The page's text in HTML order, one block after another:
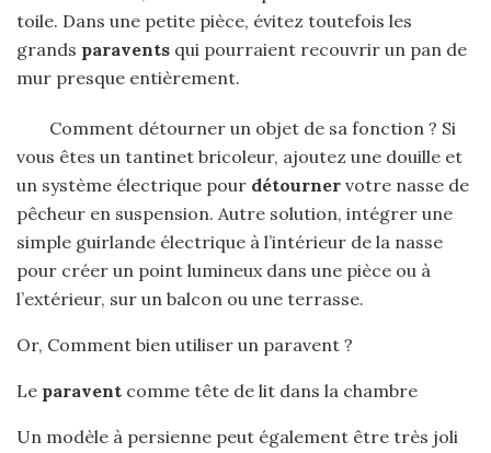
toile. Dans une petite pièce, évitez toutefois les
grands paravents qui pourraient recouvrir un pan de
mur presque entièrement.
Comment détourner un objet de sa fonction ? Si
vous êtes un tantinet bricoleur, ajoutez une douille et
un système électrique pour détourner votre nasse de
pêcheur en suspension. Autre solution, intégrer une
simple guirlande électrique à l’intérieur de la nasse
pour créer un point lumineux dans une pièce ou à
l’extérieur, sur un balcon ou une terrasse.
Or, Comment bien utiliser un paravent ?
Le paravent comme tête de lit dans la chambre
Un modèle à persienne peut également être très joli